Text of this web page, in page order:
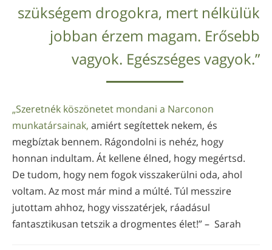
szükségem drogokra, mert nélkülük
jobban érzem magam. Erősebb
vagyok. Egészséges vagyok.”
„Szeretnék köszönetet mondani a Narconon
munkatársainak, amiért segítettek nekem, és
megbíztak bennem. Rágondolni is nehéz, hogy
honnan indultam. Át kellene élned, hogy megértsd.
De tudom, hogy nem fogok visszakerülni oda, ahol
voltam. Az most már mind a múlté. Túl messzire
jutottam ahhoz, hogy visszatérjek, ráadásul
fantasztikusan tetszik a drogmentes élet!” – Sarah